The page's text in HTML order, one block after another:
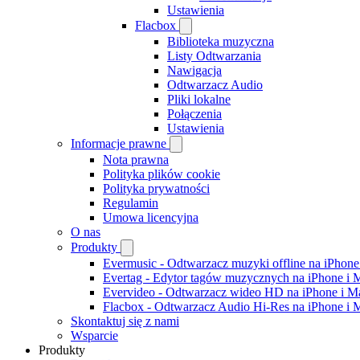
Ustawienia
Flacbox
Biblioteka muzyczna
Listy Odtwarzania
Nawigacja
Odtwarzacz Audio
Pliki lokalne
Połączenia
Ustawienia
Informacje prawne
Nota prawna
Polityka plików cookie
Polityka prywatności
Regulamin
Umowa licencyjna
O nas
Produkty
Evermusic - Odtwarzacz muzyki offline na
Evertag - Edytor tagów muzycznych na iPhone i
Evervideo - Odtwarzacz wideo HD na iPhone i
Flacbox - Odtwarzacz Audio Hi-Res na iPhone i
Skontaktuj się z nami
Wsparcie
Produkty